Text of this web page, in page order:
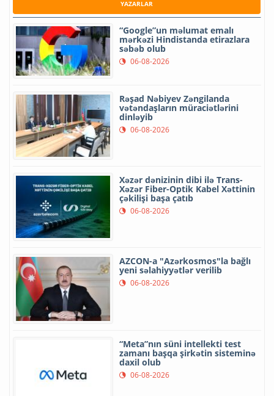
YAZARLAR
“Google”un məlumat emalı
mərkəzi Hindistanda etirazlara
səbəb olub
06-08-2026
Rəşad Nəbiyev Zəngilanda
vətəndaşların müraciətlərini
dinləyib
06-08-2026
Xəzər dənizinin dibi ilə Trans-
Xəzər Fiber-Optik Kabel Xəttinin
çəkilişi başa çatıb
06-08-2026
AZCON-a "Azərkosmos"la bağlı
yeni səlahiyyətlər verilib
06-08-2026
“Meta”nın süni intellekti test
zamanı başqa şirkətin sisteminə
daxil olub
06-08-2026